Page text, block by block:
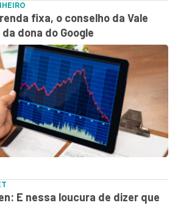
fixa, o conselho da Vale
dona do Google
E nessa loucura de dizer que